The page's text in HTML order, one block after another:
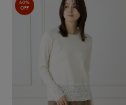
60%
OFF